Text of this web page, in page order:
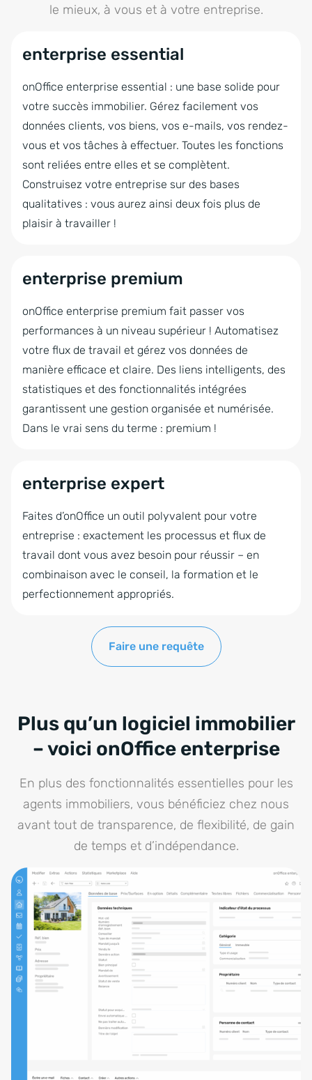
Fiche tablette
Gestionnaire de processus
Module téléphonique
Transmission dans les portails vers plus
Feedback immobilier
WhatsApp
Fiche web
Intégration avec Microsoft 365
onOffice MLS
Affichage vitrine digitale
Suivi des temps de travail
Configurateur de statistiques
Envoi automatique de fiches
Synchronisation complète de portail
Feedback en ligne
Fiche tablette
Gestionnaire de requêtes
Gestionnaire de processus
Module téléphonique
Module de groupes
Module multilingue
onPointment système de réservation de
rendez-vous en ligne
onOffice AI Connector
le mieux, à vous et à votre entreprise.
enterprise essential
onOffice enterprise essential : une base solide pour
votre succès immobilier. Gérez facilement vos
données clients, vos biens, vos e-mails, vos rendez-
vous et vos tâches à effectuer. Toutes les fonctions
sont reliées entre elles et se complètent.
Construisez votre entreprise sur des bases
qualitatives : vous aurez ainsi deux fois plus de
plaisir à travailler !
enterprise premium
onOffice enterprise premium fait passer vos
performances à un niveau supérieur ! Automatisez
votre flux de travail et gérez vos données de
manière efficace et claire. Des liens intelligents, des
statistiques et des fonctionnalités intégrées
garantissent une gestion organisée et numérisée.
Dans le vrai sens du terme : premium !
enterprise expert
Faites d’onOffice un outil polyvalent pour votre
entreprise : exactement les processus et flux de
travail dont vous avez besoin pour réussir – en
combinaison avec le conseil, la formation et le
perfectionnement appropriés.
Faire une requête
Plus qu’un logiciel immobilier
– voici onOffice enterprise
En plus des fonctionnalités essentielles pour les
agents immobiliers, vous bénéficiez chez nous
avant tout de transparence, de flexibilité, de gain
de temps et d’indépendance.